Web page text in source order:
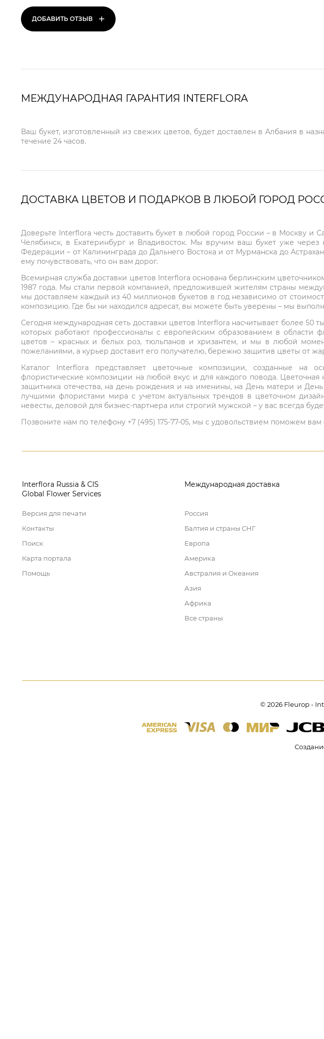
ДОБАВИТЬ ОТЗЫВ +
МЕЖДУНАРОДНАЯ ГАРАНТИЯ INTERFLORA
Ваш букет, изготовленный из свежих цветов, будет доставлен в Албания в
течение 24 часов.
ДОСТАВКА ЦВЕТОВ И ПОДАРКОВ В ЛЮБОЙ ГОРОД
Доверьте Interflora честь доставить букет в любой город России – в Москву
Челябинск, в Екатеринбург и Владивосток. Мы вручим ваш букет уже
Федерации – от Калининграда до Дальнего Востока и от Мурманска до
ему почувствовать, что он вам дорог.
Всемирная служба доставки цветов Interflora основана берлинским
1987 года. Мы стали первой компанией, предложившей жителям страны
мы доставляем каждый из 40 миллионов букетов в год независимо от
композицию. Где бы ни находился адресат, вы можете быть уверены – мы
Сегодня международная сеть доставки цветов Interflora насчитывает более 50
которых работают профессионалы с европейским образованием в области
цветов – красных и белых роз, тюльпанов и хризантем, и мы в любой
пожеланиями, а курьер доставит его получателю, бережно защитив цветы от
Каталог Interflora представляет цветочные композиции, созданные на
флористические композиции на любой вкус и для каждого повода.
защитника отечества, на день рождения и на именины, на День матери и
лучшими флористами мира с учетом актуальных трендов в цветочном
невесты, деловой для бизнес-партнера или строгий мужской – у вас всегда
Позвоните нам по телефону +7 (495) 175-77-05, мы с удовольствием поможем
Interflora Russia & CIS
Global Flower Services
Версия для печати
Контакты
Поиск
Карта портала
Помощь
Международная доставка
Россия
Балтия и страны СНГ
Европа
Америка
Австралия и Океания
Азия
Африка
Все страны
© 2026 Fleurop -